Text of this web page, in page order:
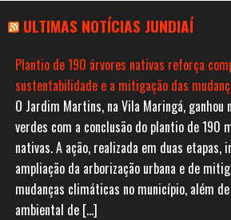
ULTIMAS NOTÍCIAS JUNDIAÍ
Plantio de 190 árvores nativas reforça
sustentabilidade e a mitigação das
O Jardim Martins, na Vila Maringá, ganhou
verdes com a conclusão do plantio de 190
nativas. A ação, realizada em duas
ampliação da arborização urbana e de
mudanças climáticas no município, além
ambiental de […]